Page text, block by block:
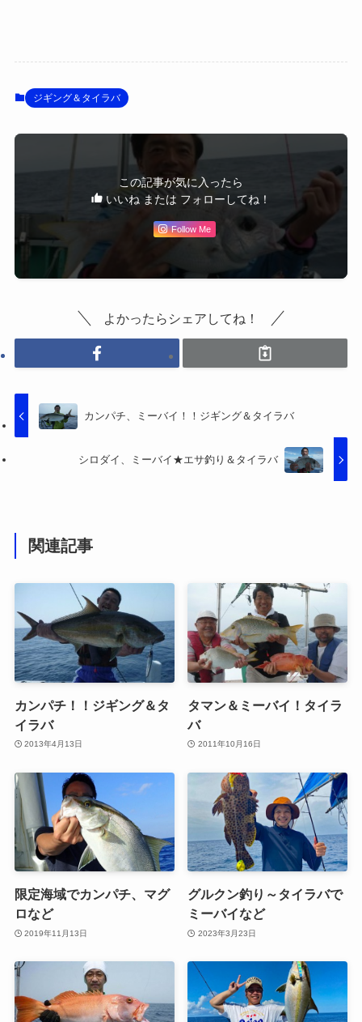
ジギング＆タイラバ
この記事が気に入ったら
いいね または フォローしてね！
Follow Me
よかったらシェアしてね！
カンパチ、ミーバイ！！ジギング＆タイラバ
シロダイ、ミーバイ★エサ釣り＆タイラバ
関連記事
カンパチ！！ジギング＆タ
イラバ
2013年4月13日
タマン＆ミーバイ！タイラ
バ
2011年10月16日
限定海域でカンパチ、マグ
ロなど
2019年11月13日
グルクン釣り～タイラバで
ミーバイなど
2023年3月23日